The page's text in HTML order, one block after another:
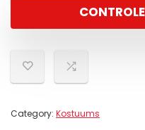
Category: Kostuums